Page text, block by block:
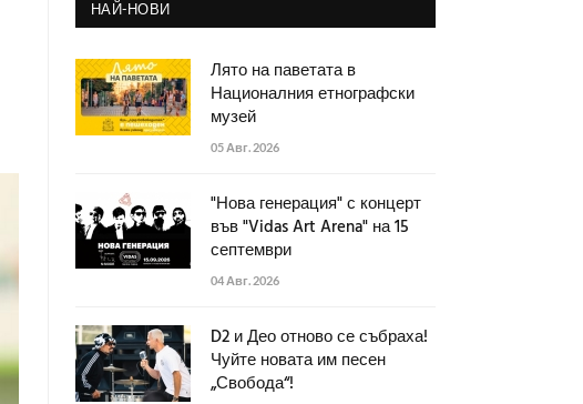
НАЙ-НОВИ
Лято на паветата в
Националния етнографски
музей
05 Авг. 2026
"Нова генерация" с концерт
във "Vidas Art Arena" на 15
септември
04 Авг. 2026
D2 и Део отново се събраха!
Чуйте новата им песен
„Свобода“!